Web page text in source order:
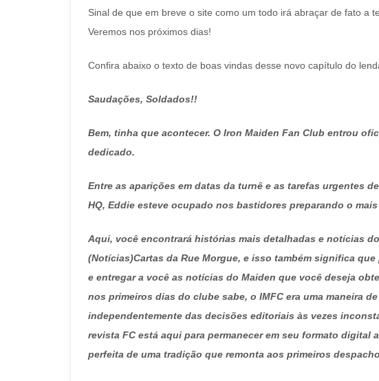
Sinal de que em breve o site como um todo irá abraçar de fato a
Veremos nos próximos dias!
Confira abaixo o texto de boas vindas desse novo capítulo do
Saudações, Soldados!!
Bem, tinha que acontecer. O Iron Maiden Fan Club entrou
dedicado.
Entre as aparições em datas da turnê e as tarefas urgentes
HQ, Eddie esteve ocupado nos bastidores preparando o
Aqui, você encontrará histórias mais detalhadas e notícias
(Notícias)Cartas da Rue Morgue, e isso também significa
e entregar a você as notícias do Maiden que você deseja
nos primeiros dias do clube sabe, o IMFC era uma maneira
independentemente das decisões editoriais às vezes
revista FC está aqui para permanecer em seu formato digital
perfeita de uma tradição que remonta aos primeiros